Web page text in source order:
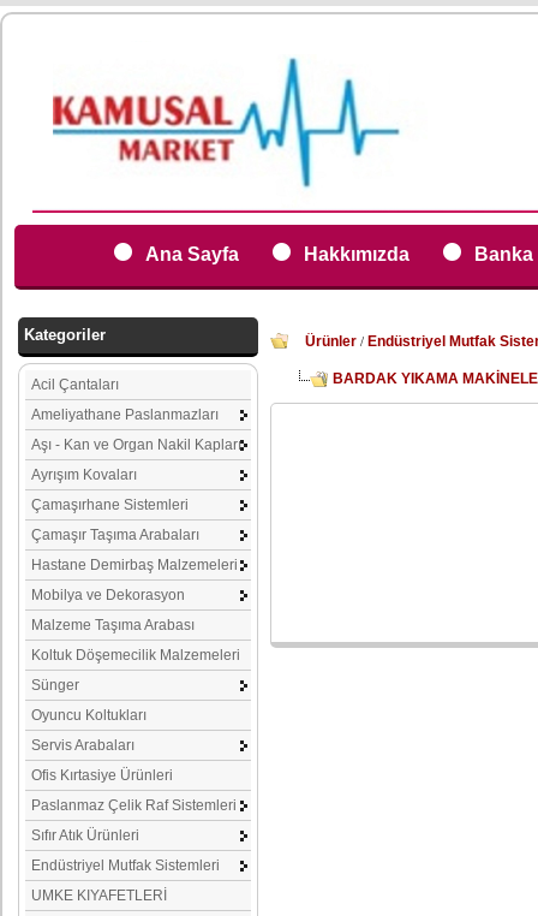
Ana Sayfa Hakkımızda Banka
Kategoriler
Acil Çantaları
Ameliyathane Paslanmazları
Aşı - Kan ve Organ Nakil Kapları
Ayrışım Kovaları
Çamaşırhane Sistemleri
Çamaşır Taşıma Arabaları
Hastane Demirbaş Malzemeleri
Mobilya ve Dekorasyon
Malzeme Taşıma Arabası
Koltuk Döşemecilik Malzemeleri
Sünger
Oyuncu Koltukları
Servis Arabaları
Ofis Kırtasiye Ürünleri
Paslanmaz Çelik Raf Sistemleri
Sıfır Atık Ürünleri
Endüstriyel Mutfak Sistemleri
UMKE KIYAFETLERİ
Ürünler / Endüstriyel Mutfak
BARDAK YIKAMA